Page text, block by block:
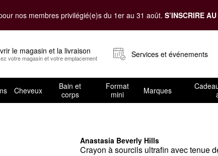
nos membres privilégié(e)s du 1er au 31 août. S’INSCRIRE
le magasin et la livraison
votre magasin et votre emplacement Services et événements
Cheveux
Bain et
corps
Format
mini
Marques
Anastasia Beverly Hills
Crayon à sourcils ultrafin avec tenue